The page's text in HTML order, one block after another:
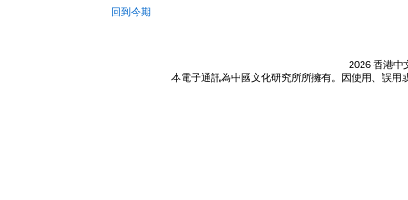
回到今期
2026 香港中
本電子通訊為中國文化研究所所擁有。因使用、誤